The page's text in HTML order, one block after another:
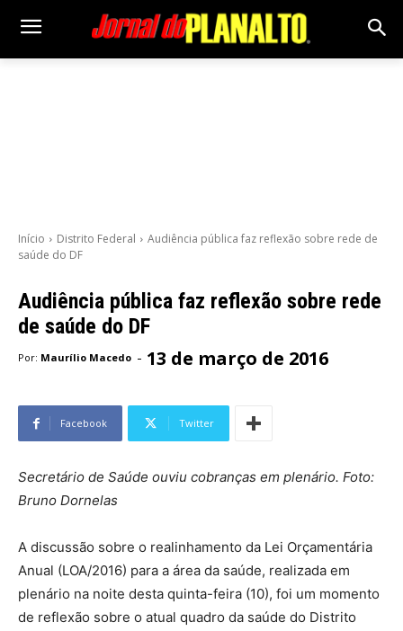
Início Distrito Federal
Audiência pública faz reflexão sobre rede de
saúde do DF
Audiência pública faz reflexão sobre rede
de saúde do DF
Por: Maurílio Macedo - 13 de março de 2016
Facebook Twitter
Secretário de Saúde ouviu cobranças em plenário. Foto:
Bruno Dornelas
A discussão sobre o realinhamento da Lei Orçamentária
Anual (LOA/2016) para a área da saúde, realizada em
plenário na noite desta quinta-feira (10), foi um momento
de reflexão sobre o atual quadro da saúde do Distrito